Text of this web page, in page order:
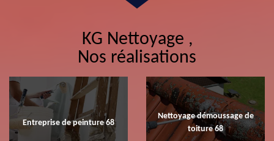
KG Nettoyage ,
Nos réalisations
Entreprise de peinture 68
Nettoyage démoussage de
toiture 68